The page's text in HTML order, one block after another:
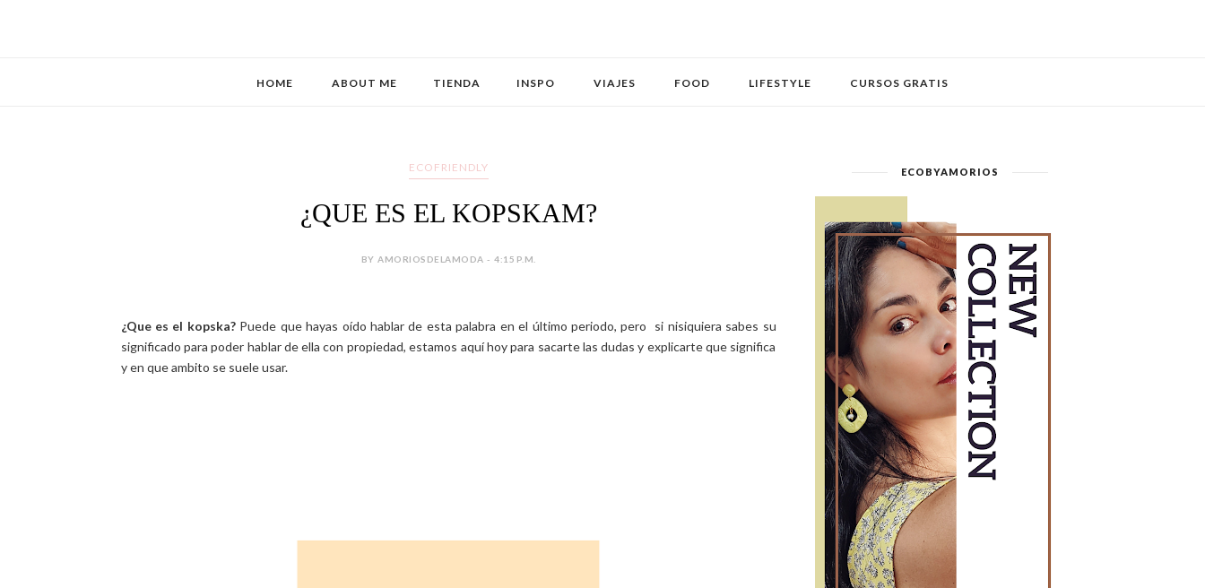
HOME ABOUT ME TIENDA INSPO VIAJES FOOD LIFESTYLE CURSOS GRATIS
ECOFRIENDLY
¿QUE ES EL KOPSKAM?
BY AMORIOSDELAMODA - 4:15 P.M.
¿Que es el kopska?Puede que hayas oído hablar de esta palabra en el último periodo, pero si nisiquiera sabes su
significado para poder hablar de ella con propiedad, estamos aquí hoy para sacarte las dudas y explicarte que significa
y en que ambito se suele usar.
ECOBYAMORIOS